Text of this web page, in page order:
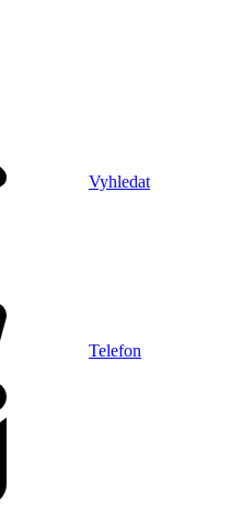
Vyhledat
Telefon